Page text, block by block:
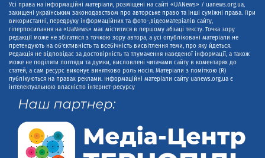
Усі права на інформаційні матеріали, розміщені на сайті «UANews» / uanews.org.ua,
захищені українським законодавством про авторське право та інші суміжні права. При
використанні, передруку інформаційних та фото-,відеоматеріалів сайту,
гіперпосилання на «UaNews» має міститися в першому абзаці тексту. Точка зору
редакції може не збігатися з точкою зору автора, а усі опубліковані матеріали не
претендують на об'єктивність та всебічність висвітлення теми, про яку йдеться.
Редакція не відповідає за достовірність та тлумачення наведеної інформації, а також
може не поділяти погляди та думки, висловлені читачами сайту в коментарях до
статей, а сам ресурс виконує винятково роль носія. Матеріали з поміткою (R)
публікуються на правах реклами. Інформаційні матеріали сайту uanews.org.ua є
інтелектуальною власністю інтернет-ресурсу